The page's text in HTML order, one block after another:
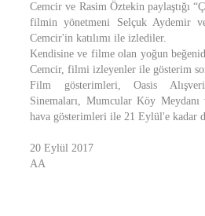
Cemcir ve Rasim Öztekin paylaştığı
filmin yönetmeni Selçuk Aydemir
Cemcir'in katılımı ile izlediler.
Kendisine ve filme olan yoğun
Cemcir, filmi izleyenler ile gösterim
Film gösterimleri, Oasis
Sinemaları, Mumcular Köy
hava gösterimleri ile 21 Eylül'e kadar
20 Eylül 2017
AA